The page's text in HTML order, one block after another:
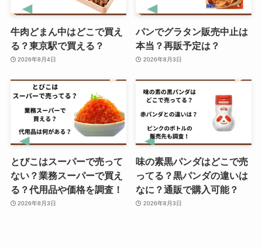
牛肉どまん中はどこで買え
る？東京駅で買える？
2026年8月4日
パンでグラタン販売中止は
本当？再販予定は？
2026年8月3日
とびこはスーパーで売って
ない？業務スーパーで買え
る？代用品や価格を調査！
2026年8月3日
味の素黒パンダはどこで売
ってる？黒パンダの違いは
なに？通販で購入可能？
2026年8月3日